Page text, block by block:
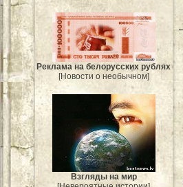
Реклама на белорусских рублях
[Новости о необычном]
Взгляды на мир